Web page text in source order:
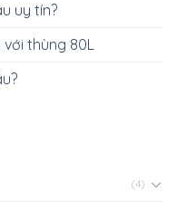
uy tín?
thùng 80L
(4)